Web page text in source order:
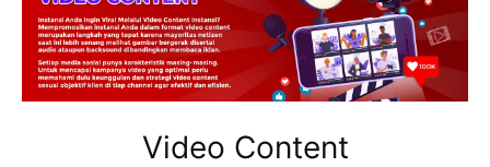
Video Content